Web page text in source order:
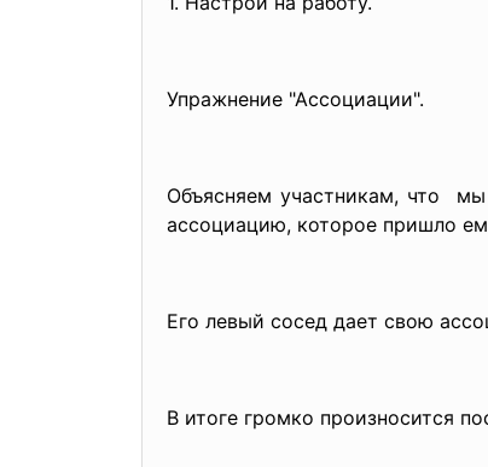
Упражнение "Ассоциации".
Объясняем участникам, что
ассоциацию, которое пришло
Его левый сосед дает свою
В итоге громко произносится